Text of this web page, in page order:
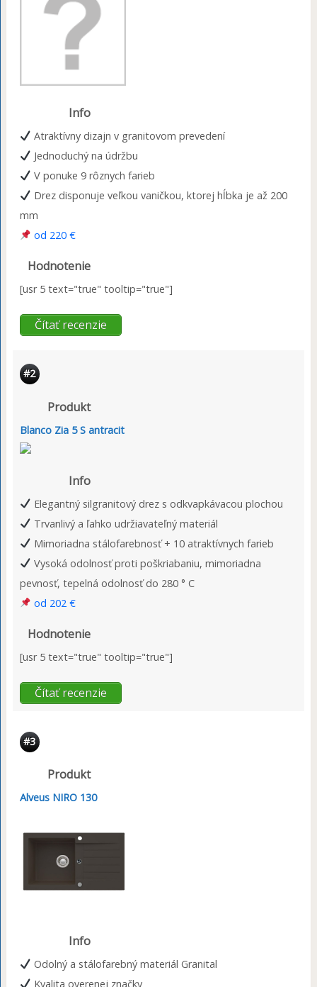
Info
Atraktívny dizajn v granitovom prevedení
Jednoduchý na údržbu
V ponuke 9 rôznych farieb
Drez disponuje veľkou vaničkou, ktorej hĺbka je až 200
mm
od 220 €
Hodnotenie
[usr 5 text="true" tooltip="true"]
Čítať recenzie
#2
Produkt
Blanco Zia 5 S antracit
Info
Elegantný silgranitový drez s odkvapkávacou plochou
Trvanlivý a ľahko udržiavateľný materiál
Mimoriadna stálofarebnosť + 10 atraktívnych farieb
Vysoká odolnosť proti poškriabaniu, mimoriadna
pevnosť, tepelná odolnosť do 280 ° C
od 202 €
Hodnotenie
[usr 5 text="true" tooltip="true"]
Čítať recenzie
#3
Produkt
Alveus NIRO 130
Info
Odolný a stálofarebný materiál Granital
Kvalita overenej značky